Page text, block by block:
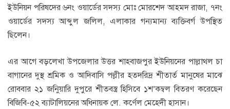
ইউনিয়ন পরিষদের ৬নং ওয়ার্ডের সদস্য মোঃ মোরশেদ আহমদ রাজা, ৭নং
ওয়ার্ডের সদস্য আব্দুল জলিল, এলাকার গন্যমান্য ব্যক্তিবর্গ উপস্থিত
ছিলেন।
এর আগে বড়লেখা উপজেলার উত্তর শাহবাজপুর ইউনিয়নের পাল্লাথল চা
বাগানের দুস্থ শ্রমিক ও আদিবাসি পল্লীর হতদরিদ্র শীতার্ত মানুষের মাঝে
রোববার ২১ জনিুয়ারি দুপুরে শীতবস্ত্র হিসিবে ১শ’কম্বল বিতরণ করেছেন
বিজিবি-৫২ ব্যাটালিয়নের অধিনায়ক লে. কর্ণেল মেহেদী হাসান।